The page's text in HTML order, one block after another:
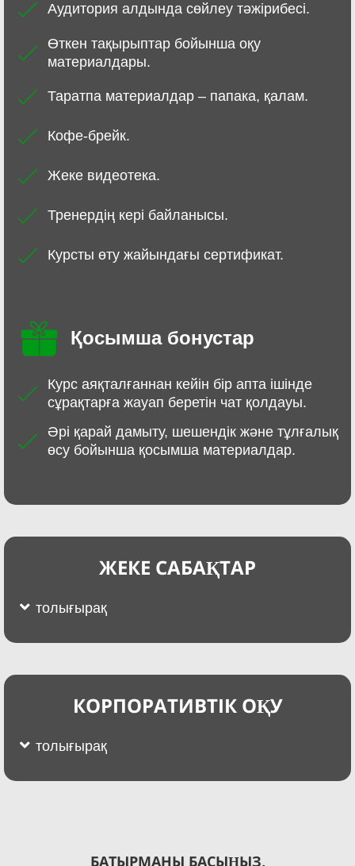
Аудитория алдында сөйлеу тәжірибесі.
Өткен тақырыптар бойынша оқу
материалдары.
Таратпа материалдар – папака, қалам.
Кофе-брейк.
Жеке видеотека.
Тренердің кері байланысы.
Курсты өту жайындағы сертификат.
Қосымша бонустар
Курс аяқталғаннан кейін бір апта ішінде
сұрақтарға жауап беретін чат қолдауы.
Әрі қарай дамыту, шешендік және тұлғалық
өсу бойынша қосымша материалдар.
ЖЕКЕ САБАҚТАР
толығырақ
КОРПОРАТИВТІК ОҚУ
толығырақ
БАТЫРМАНЫ БАСЫҢЫЗ,